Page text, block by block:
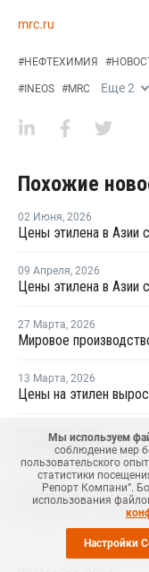
mrc.ru
#НЕФТЕХИМИЯ #
#INEOS #MRC Еще2
Похожие
02 Июня, 2026
Цены этилена в Азии
09 Апреля, 2026
Цены этилена в Азии
27 Марта, 2026
13 Марта, 2026
08 Августа,2025
22 Мая,2025
Мы используем
соблюдение мер
пользовательского
статистики
Репорт Компани”.
использования
Настройки